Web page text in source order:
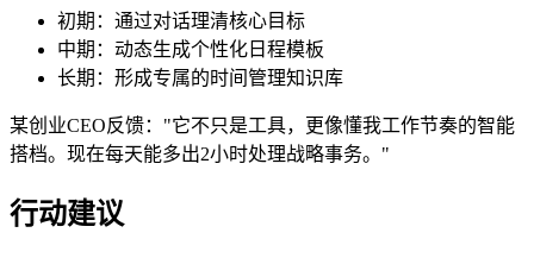
初期：通过对话理清核心目标
中期：动态生成个性化日程模板
长期：形成专属的时间管理知识库
某创业CEO反馈："它不只是工具，更像懂我工作节奏的智能
搭档。现在每天能多出2小时处理战略事务。"
行动建议